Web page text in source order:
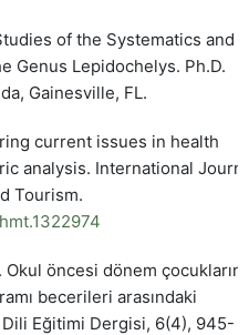
of the Systematics and
Genus Lepidochelys. Ph.D.
Gainesville, FL.
current issues in health
analysis. International
Tourism.
Okul öncesi dönem
becerileri arasındaki
Eğitimi Dergisi, 6(4), 945-